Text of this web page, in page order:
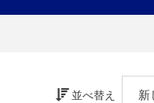
並べ替え